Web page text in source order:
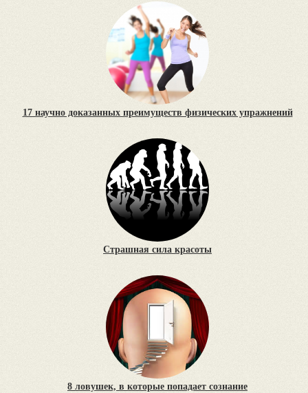
17 научно доказанных преимуществ физических упражнений
Страшная сила красоты
8 ловушек, в которые попадает сознание